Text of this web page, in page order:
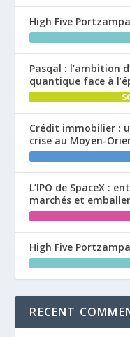
High Five
Pasqal : l’ambition
quantique face à
Crédit immobilier :
crise au Moyen-
L’IPO de SpaceX :
marchés et
High Five
RECENT